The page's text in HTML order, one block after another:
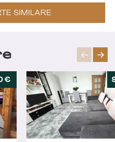
SIMILARE
€